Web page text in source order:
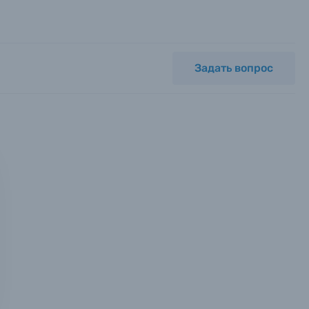
Задать вопрос